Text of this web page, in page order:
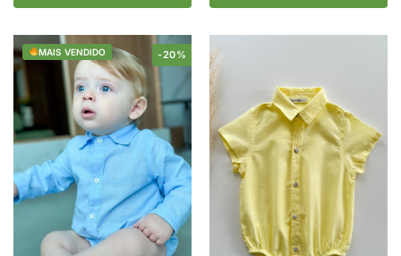
-20%
MAIS VENDIDO